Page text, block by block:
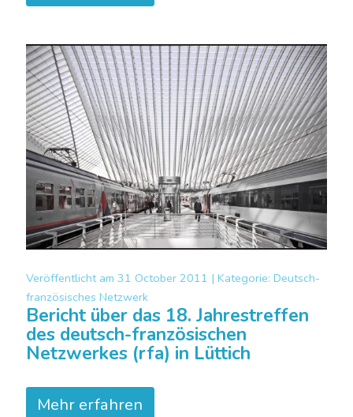
Veröffentlicht am 31 October 2011 | Kategorie: Deutsch-
französisches Netzwerk
Bericht über das 18. Jahrestreffen
des deutsch-französischen
Netzwerkes (rfa) in Lüttich
Mehr erfahren